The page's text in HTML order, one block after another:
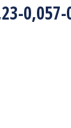
0,057-